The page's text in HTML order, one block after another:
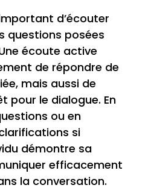
d’écouter
questions posées
écoute active
de répondre de
mais aussi de
pour le dialogue. En
ou en
si
démontre sa
efficacement
la conversation.